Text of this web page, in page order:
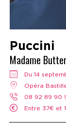
Puccini
Madame
Du 14
Opéra
08 92 89 90
Entre 37€ et